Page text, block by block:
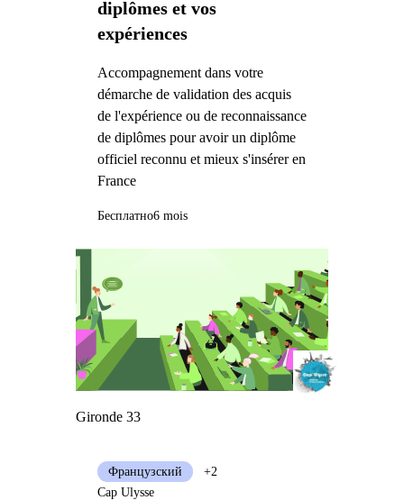
diplômes et vos
expériences
Accompagnement dans votre
démarche de validation des acquis
de l'expérience ou de reconnaissance
de diplômes pour avoir un diplôme
officiel reconnu et mieux s'insérer en
France
Бесплатно6 mois
Gironde 33
Французский
+2
Cap Ulysse